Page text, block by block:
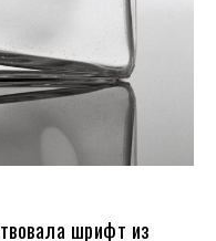
шрифт из